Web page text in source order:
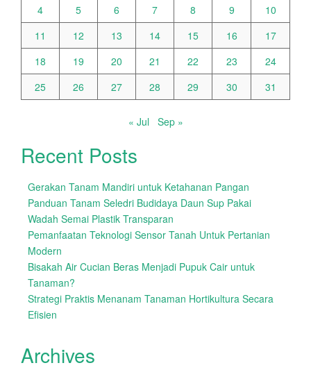
4
5 6 7 8 9
10
11
12 13 14 15 16
17
18
19 20 21 22 23
24
25
26 27 28 29 30 31
« Jul Sep »
Recent Posts
Gerakan Tanam Mandiri untuk Ketahanan Pangan
Panduan Tanam Seledri Budidaya Daun Sup Pakai
Wadah Semai Plastik Transparan
Pemanfaatan Teknologi Sensor Tanah Untuk Pertanian
Modern
Bisakah Air Cucian Beras Menjadi Pupuk Cair untuk
Tanaman?
Strategi Praktis Menanam Tanaman Hortikultura Secara
Efisien
Archives